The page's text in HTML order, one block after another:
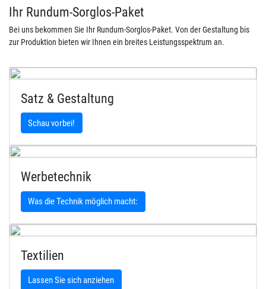
Ihr Rundum-Sorglos-Paket
Bei uns bekommen Sie Ihr Rundum-Sorglos-Paket. Von der Gestaltung bis
zur Produktion bieten wir Ihnen ein breites Leistungsspektrum an.
Satz & Gestaltung
Schau vorbei!
Werbetechnik
Was die Technik möglich macht:
Textilien
Lassen Sie sich anziehen